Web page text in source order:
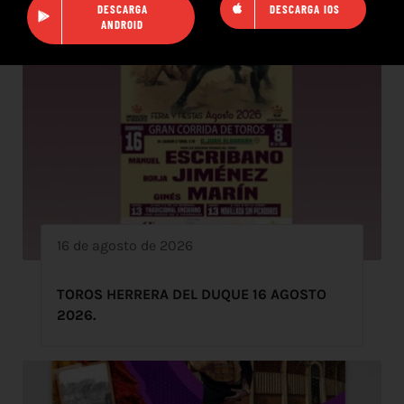
16 de agosto de 2026
TOROS HERRERA DEL DUQUE 16 AGOSTO
2026.
DESCARGA
ANDROID
DESCARGA IOS